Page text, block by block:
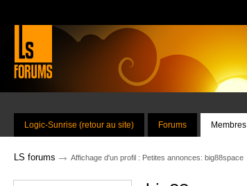
Logic-Sunrise (retour au site) Forums Membres
LS forums → Affichage d'un profil : Petites annonces: big88space